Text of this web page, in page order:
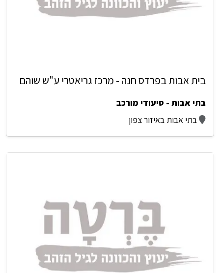
בית אבות בפרדס חנה - מרכז גריאטרי ע"ש שוהם
בתי אבות - סיעודי מורכב
בתי אבות באיזור צפון